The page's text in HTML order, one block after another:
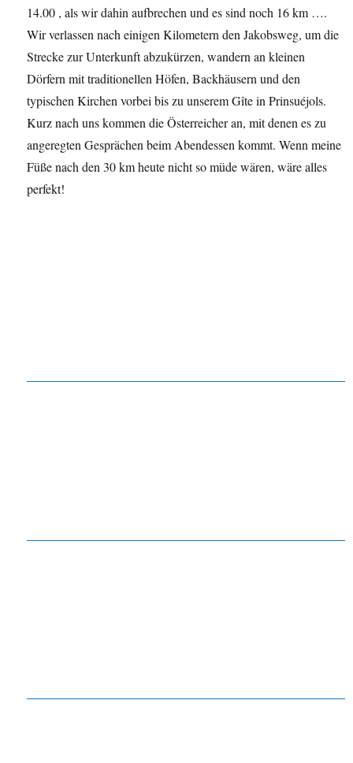
14.00 , als wir dahin aufbrechen und es sind noch 16 km ….
Wir verlassen nach einigen Kilometern den Jakobsweg, um die
Strecke zur Unterkunft abzukürzen, wandern an kleinen
Dörfern mit traditionellen Höfen, Backhäusern und den
typischen Kirchen vorbei bis zu unserem Gîte in Prinsuéjols.
Kurz nach uns kommen die Österreicher an, mit denen es zu
angeregten Gesprächen beim Abendessen kommt. Wenn meine
Füße nach den 30 km heute nicht so müde wären, wäre alles
perfekt!